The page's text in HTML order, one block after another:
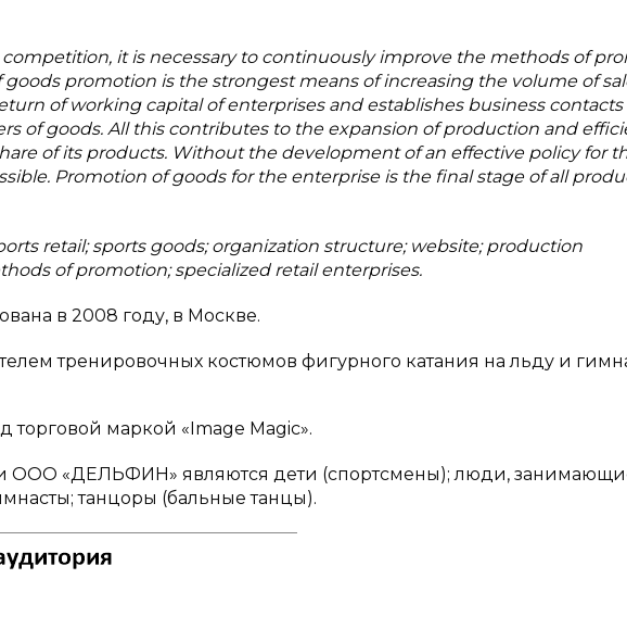
it is necessary to continuously improve the methods of
promotion is the strongest means of increasing the volume of
of working capital of enterprises and establishes business contacts
of goods. All this contributes to the expansion of production and
of its products. Without the development of an effective policy for
Promotion of goods for the enterprise is the final stage of all
retail; sports goods; organization structure; website; production
of promotion; specialized retail enterprises.
в 2008 году, в Москве.
тренировочных костюмов фигурного катания на льду и
торговой маркой «Image Magic».
ООО «ДЕЛЬФИН» являются дети (спортсмены); люди,
танцоры (бальные танцы).